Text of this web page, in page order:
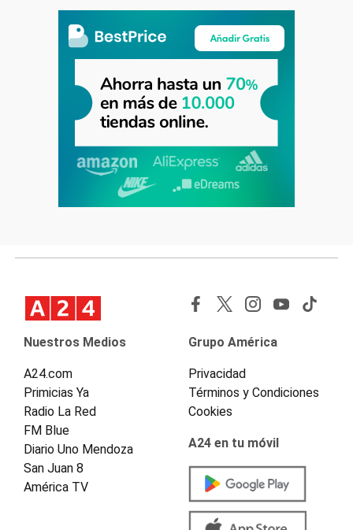
Nuestros Medios
A24.com
Primicias Ya
Radio La Red
FM Blue
Diario Uno Mendoza
San Juan 8
América TV
Grupo América
Privacidad
Términos y Condiciones
Cookies
A24 en tu móvil